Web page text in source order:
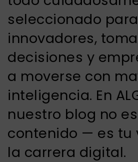
seleccionado
innovadores,
decisiones y
a moverse con
inteligencia. En
nuestro blog no
contenido — es tu
la carrera digital.